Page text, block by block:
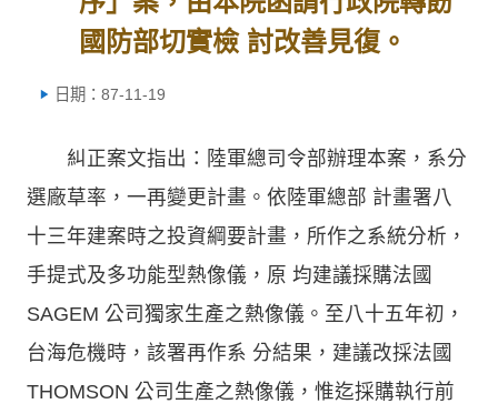
國防部切實檢 討改善見復。
日期：87-11-19
糾正案文指出：陸軍總司令部辦理本案，系分
選廠草率，一再變更計畫。依陸軍總部 計畫署八
十三年建案時之投資綱要計畫，所作之系統分析，
手提式及多功能型熱像儀，原 均建議採購法國
SAGEM 公司獨家生產之熱像儀。至八十五年初，
台海危機時，該署再作系 分結果，建議改採法國
THOMSON 公司生產之熱像儀，惟迄採購執行前